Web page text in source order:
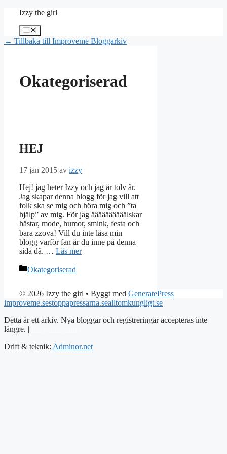
Hoppa
innehåll
Izzy the girl
Meny
← Tillbaka till Improveme Bloggarkiv
Okategoriserad
HEJ
17 jan 2015 av izzy
Hej! jag heter Izzy och jag är tolv år.
Jag skapar denna blogg för jag vill att
folk ska se mig och höra mig och ”ta
hjälp” av mig. För jag äääääääääälskar
hästar, mode, humor, smink, festa och
bara zzova! Vill du inte läsa min
blogg varför fan är du inne på denna
sida då. … Läs mer
Kategorier
Okategoriserad
© 2026 Izzy the girl • Byggt med GeneratePress
improveme.sestoppapressarna.sealltomkungligt.se
Detta är ett arkiv. Nya bloggar och registreringar accepteras inte
längre. |
Drift & teknik: Adminor.net